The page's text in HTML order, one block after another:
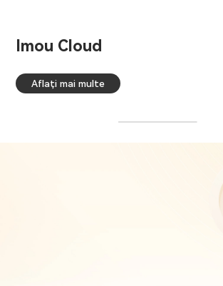
Imou Cloud
Aflați mai multe